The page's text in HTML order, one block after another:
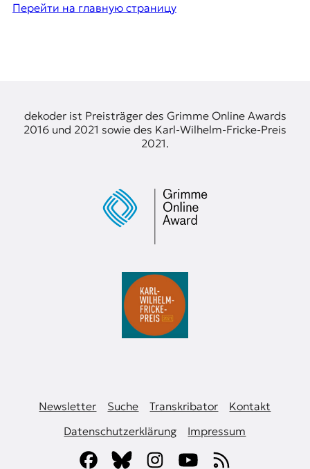
Перейти на главную страницу
dekoder ist Preisträger des Grimme Online Awards
2016 und 2021 sowie des Karl-Wilhelm-Fricke-Preis
2021.
Newsletter Suche Transkribator
Kontakt
Datenschutzerklärung
Impressum